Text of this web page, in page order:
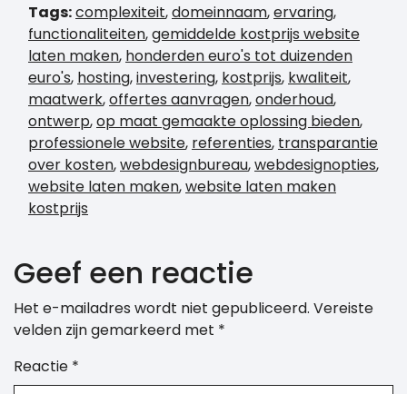
Tags:complexiteit,domeinnaam,ervaring,
functionaliteiten,gemiddelde kostprijs website
laten maken, honderden euro's tot duizenden
euro's, hosting,investering, kostprijs, kwaliteit,
maatwerk,offertes aanvragen,onderhoud,
ontwerp,op maat gemaakte oplossing bieden,
professionele website, referenties, transparantie
over kosten,webdesignbureau,webdesignopties,
website laten maken,website laten maken
kostprijs
Geef een reactie
Het e-mailadres wordt niet gepubliceerd. Vereiste
velden zijn gemarkeerd met *
Reactie *